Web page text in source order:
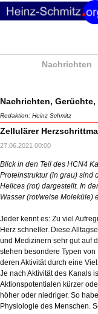
Nachrichten
Nachrichten,
Redaktion: Heinz Schmitz
Zellulärer
27.06.2021 00:00
Blick in den Teil des HCN4
Proteinstruktur (in grau) sind
Helices (rot) dargestellt. In
Wasser (rot/weise Moleküle)
Jeder kennt es: Zu viel
Herz schneller. Diese
und Medizinern sehr gut auf
stehen besondere Typen
deren Aktivität durch eine
Je nach Aktivität des Kanals
Aktionspotentialen kürzer
höher oder niedriger. So
Physiologie des Menschen.